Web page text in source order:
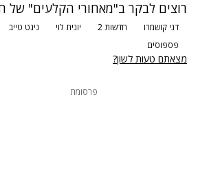
רוצים לבקר ב"מאחורי הקלעים" של
דני קושמרו חדשות 2 יונית לוי נינט טייב
פספוסים
מצאתם טעות לשון?
פרסומת